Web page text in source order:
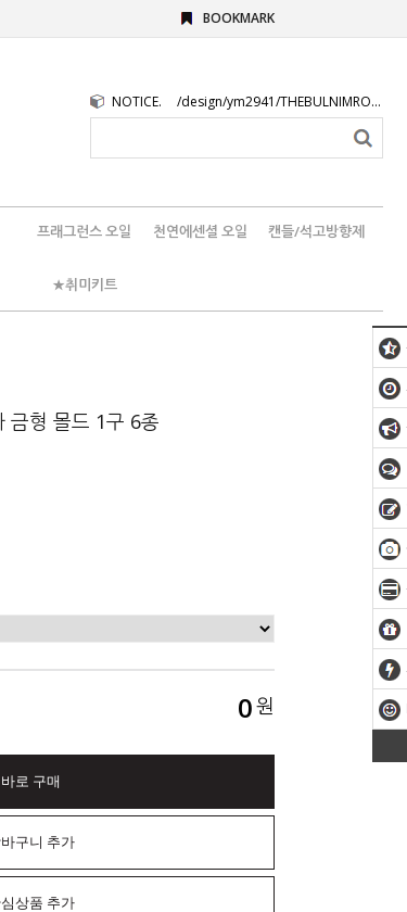
BOOKMARK
NOTICE. /design/ym2941/THEBULNIMROGO.png
프래그런스 오일 천연에센셜 오일 캔들/석고방향제
★취미키트
금형 몰드 1구 6종
0원
바로 구매
구니 추가
상품 추가